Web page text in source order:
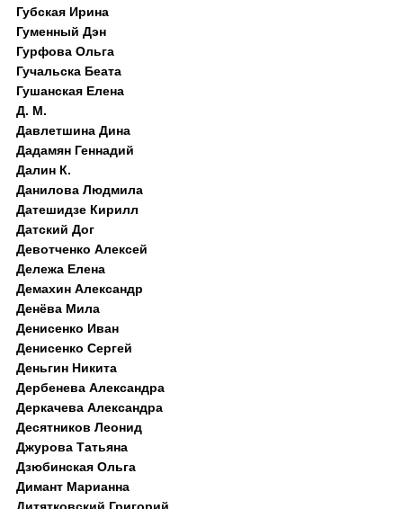
Губская Ирина
Гуменный Дэн
Гурфова Ольга
Гучальска Беата
Гушанская Елена
Д. M.
Давлетшина Дина
Дадамян Геннадий
Далин К.
Данилова Людмила
Датешидзе Кирилл
Датский Дог
Девотченко Алексей
Дележа Елена
Демахин Александр
Денёва Мила
Денисенко Иван
Денисенко Сергей
Деньгин Никита
Дербенева Александра
Деркачева Александра
Десятников Леонид
Джурова Татьяна
Дзюбинская Ольга
Димант Марианна